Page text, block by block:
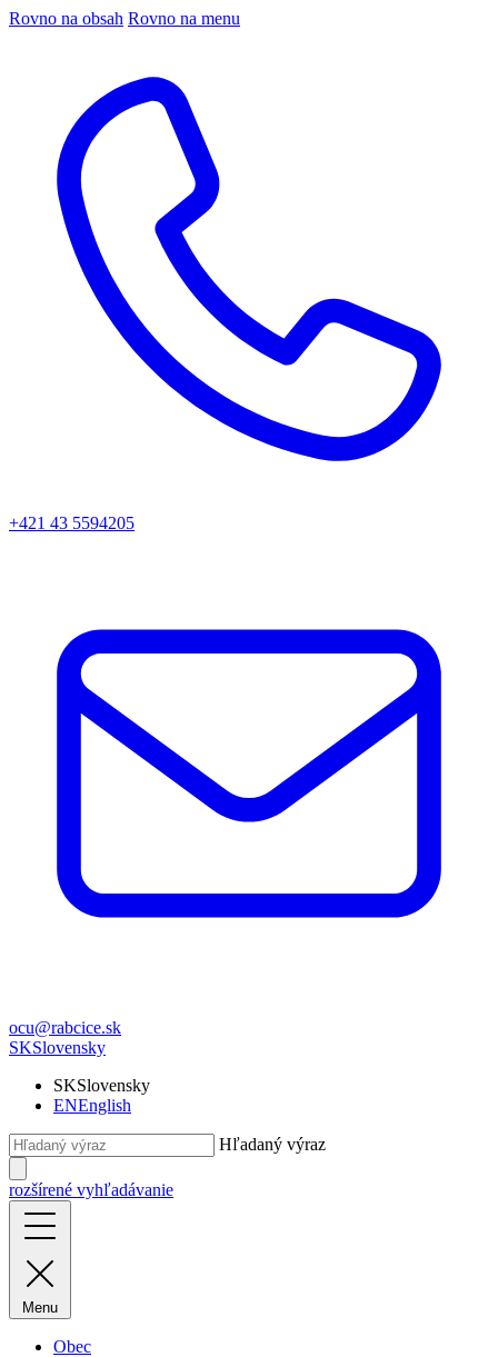
Rovno na obsah Rovno na menu
+421 43 5594205
ocu@rabcice.sk
SKSlovensky
SKSlovensky
ENEnglish
Hľadaný výraz
rozšírené vyhľadávanie
Menu
Obec